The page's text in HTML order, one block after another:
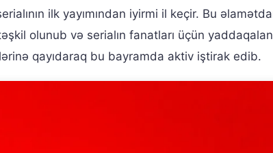
ilk yayımından iyirmi il keçir. Bu
olunub və serialın fanatları üçün
qayıdaraq bu bayramda aktiv iştirak edib.